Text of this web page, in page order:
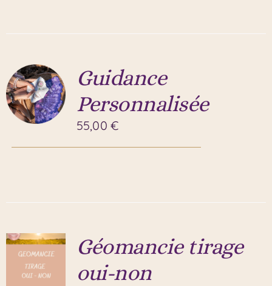
Guidance
Personnalisée
55,00€
Géomancie tirage
oui-non